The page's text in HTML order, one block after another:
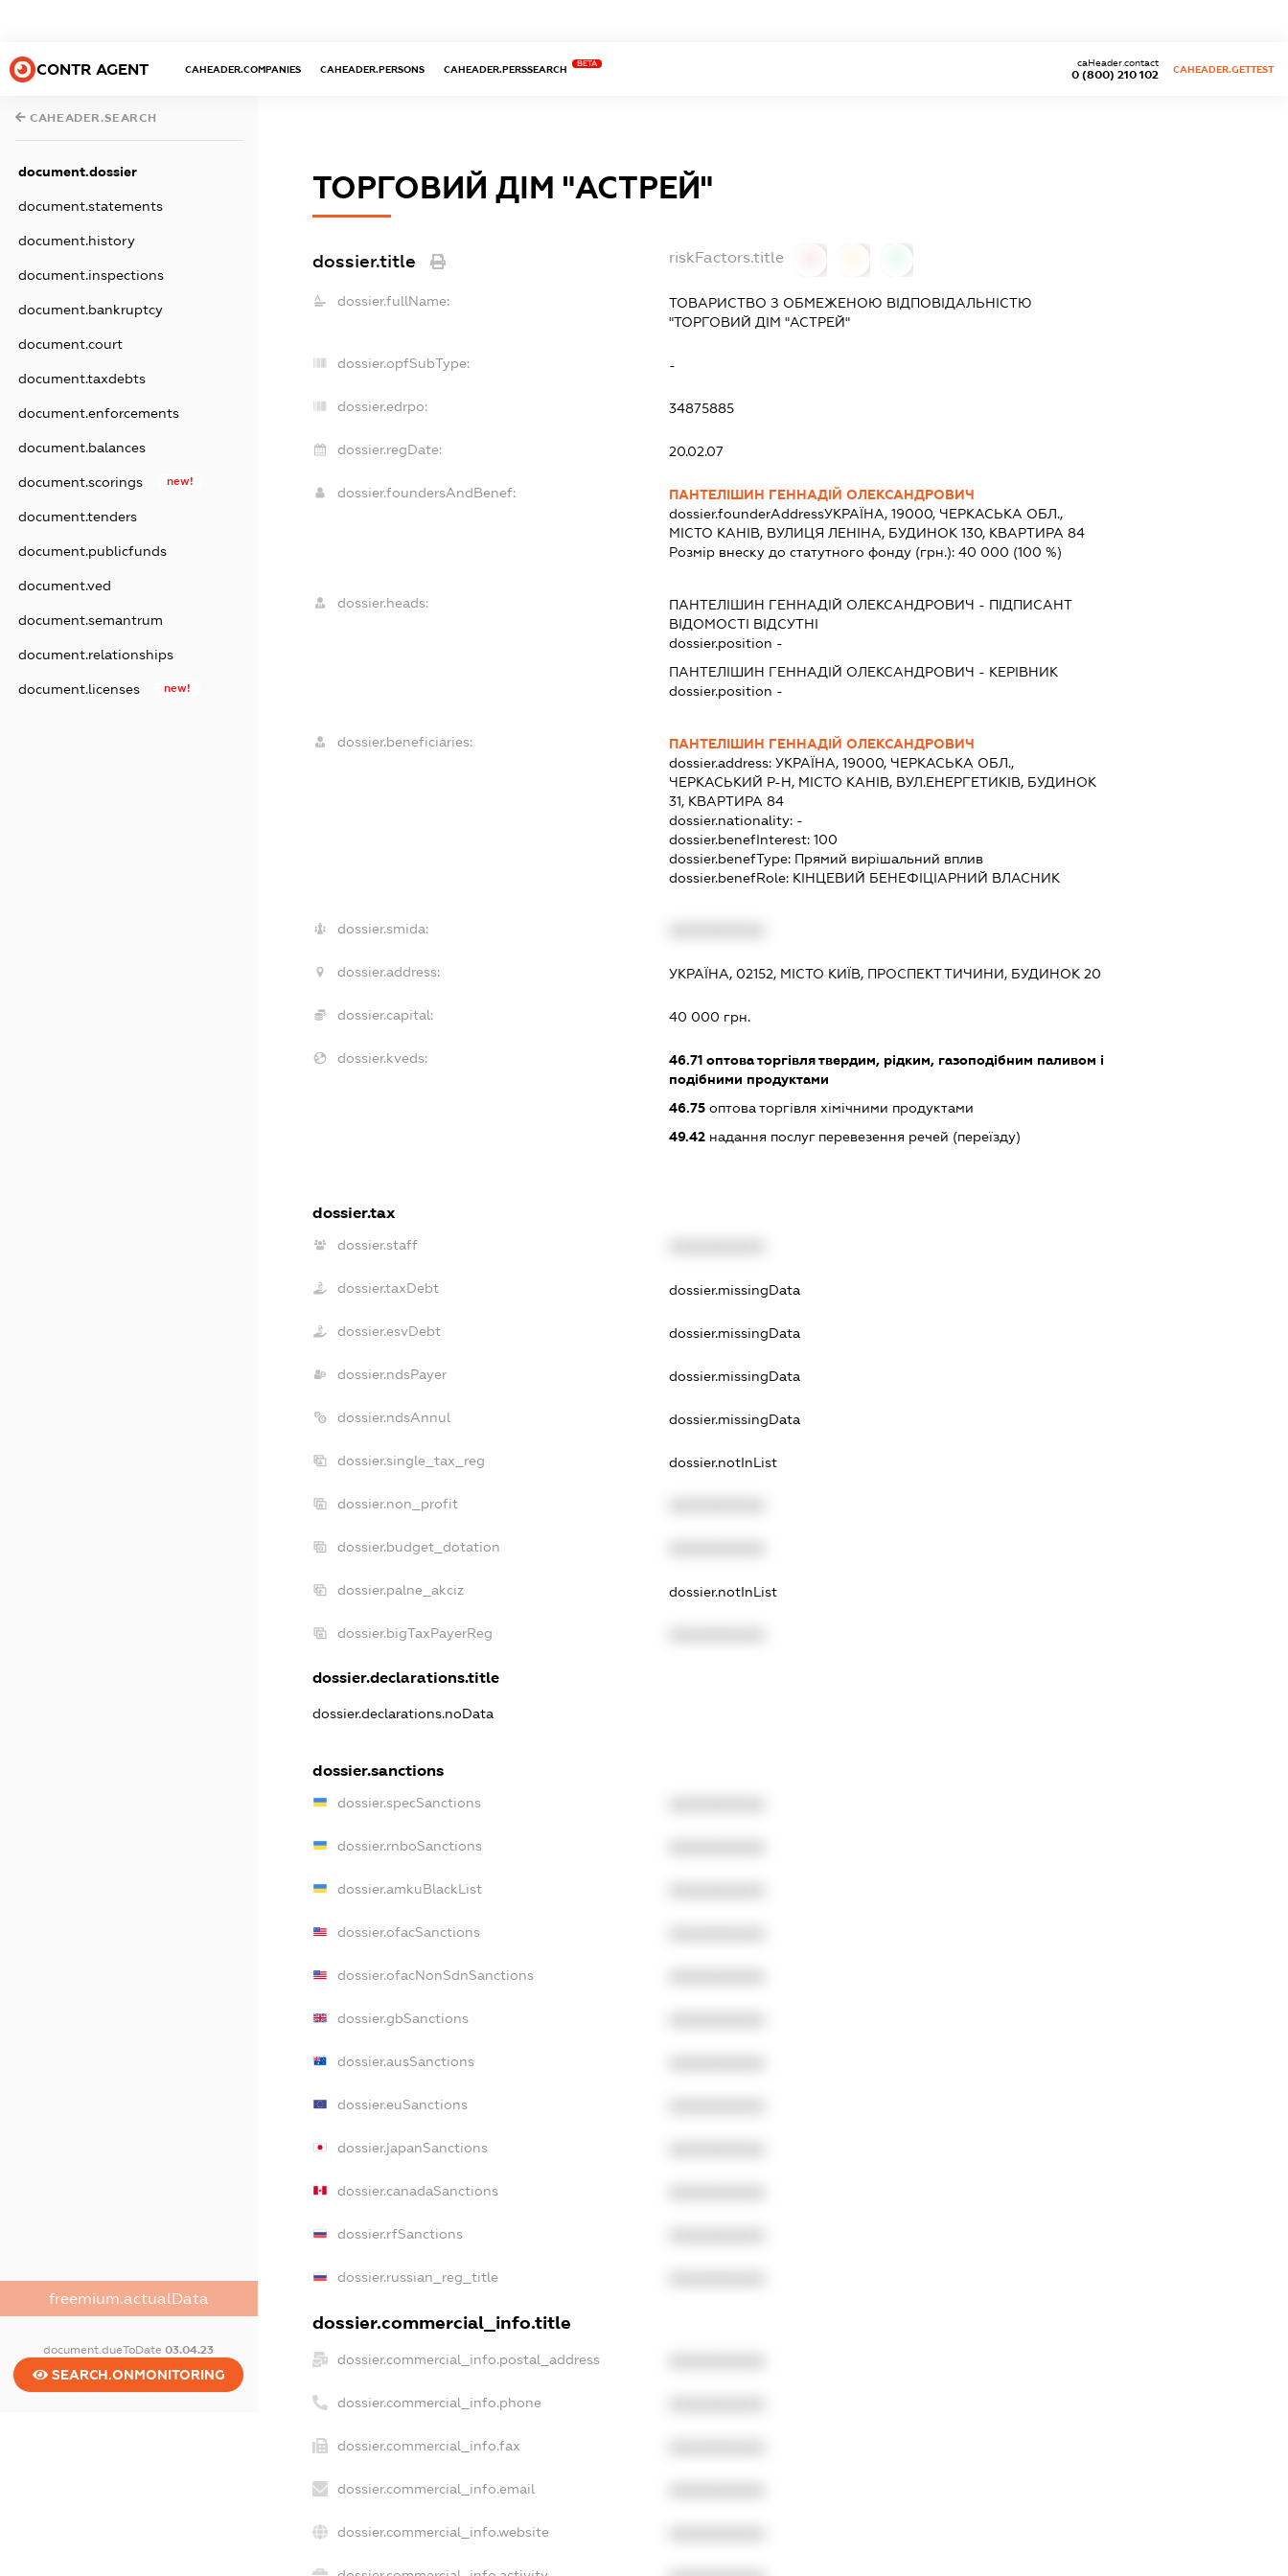
CONTR AGENT CAHEADER.COMPANIES CAHEADER.PERSONS CAHEADER.PERSSEARCH
BETA
0 (800) 210 102
caHeader.contact
CAHEADER.GETTEST
CAHEADER.SEARCH
document.dossier
document.statements
document.history
document.inspections
document.bankruptcy
document.court
document.taxdebts
document.enforcements
document.balances
document.scorings new!
document.tenders
document.publicfunds
document.ved
document.semantrum
document.relationships
document.licenses new!
freemium.actualData
document.dueToDate03.04.23
SEARCH.ONMONITORING
ТОРГОВИЙ ДІМ "АСТРЕЙ"
dossier.title riskFactors.title
dossier.fullName:
ТОВАРИСТВО З ОБМЕЖЕНОЮ ВІДПОВІДАЛЬНІСТЮ
"ТОРГОВИЙ ДІМ "АСТРЕЙ"
dossier.opfSubType: -
dossier.edrpo: 34875885
dossier.regDate: 20.02.07
dossier.foundersAndBenef:
ПАНТЕЛІШИН ГЕННАДІЙ ОЛЕКСАНДРОВИЧ
dossier.founderAddressУКРАЇНА, 19000, ЧЕРКАСЬКА ОБЛ.,
МІСТО КАНІВ, ВУЛИЦЯ ЛЕНІНА, БУДИНОК 130, КВАРТИРА 84
Розмір внеску до статутного фонду (грн.): 40 000 (100 %)
dossier.heads: ПАНТЕЛІШИН ГЕННАДІЙ ОЛЕКСАНДРОВИЧ - ПІДПИСАНТ
ВІДОМОСТІ ВІДСУТНІ
dossier.position -
ПАНТЕЛІШИН ГЕННАДІЙ ОЛЕКСАНДРОВИЧ - КЕРІВНИК
dossier.position -
dossier.beneficiaries:
ПАНТЕЛІШИН ГЕННАДІЙ ОЛЕКСАНДРОВИЧ
dossier.address: УКРАЇНА, 19000, ЧЕРКАСЬКА ОБЛ.,
ЧЕРКАСЬКИЙ Р-Н, МІСТО КАНІВ, ВУЛ.ЕНЕРГЕТИКІВ, БУДИНОК
31, КВАРТИРА 84
dossier.nationality: -
dossier.benefInterest: 100
dossier.benefType: Прямий вирішальний вплив
dossier.benefRole: КІНЦЕВИЙ БЕНЕФІЦІАРНИЙ ВЛАСНИК
dossier.smida:
dossier.address: УКРАЇНА, 02152, МІСТО КИЇВ, ПРОСПЕКТ ТИЧИНИ, БУДИНОК 20
dossier.capital: 40 000 грн.
dossier.kveds: 46.71оптова торгівля твердим, рідким, газоподібним паливом і
подібними продуктами
46.75оптова торгівля хімічними продуктами
49.42надання послуг перевезення речей (переїзду)
dossier.tax
dossier.staff
dossier.taxDebt dossier.missingData
dossier.esvDebt dossier.missingData
dossier.ndsPayer dossier.missingData
dossier.ndsAnnul dossier.missingData
dossier.single_tax_reg dossier.notInList
dossier.non_profit
dossier.budget_dotation
dossier.palne_akciz dossier.notInList
dossier.bigTaxPayerReg
dossier.declarations.title
dossier.declarations.noData
dossier.sanctions
dossier.specSanctions
dossier.rnboSanctions
dossier.amkuBlackList
dossier.ofacSanctions
dossier.ofacNonSdnSanctions
dossier.gbSanctions
dossier.ausSanctions
dossier.euSanctions
dossier.japanSanctions
dossier.canadaSanctions
dossier.rfSanctions
dossier.russian_reg_title
dossier.commercial_info.title
dossier.commercial_info.postal_address
dossier.commercial_info.phone
dossier.commercial_info.fax
dossier.commercial_info.email
dossier.commercial_info.website